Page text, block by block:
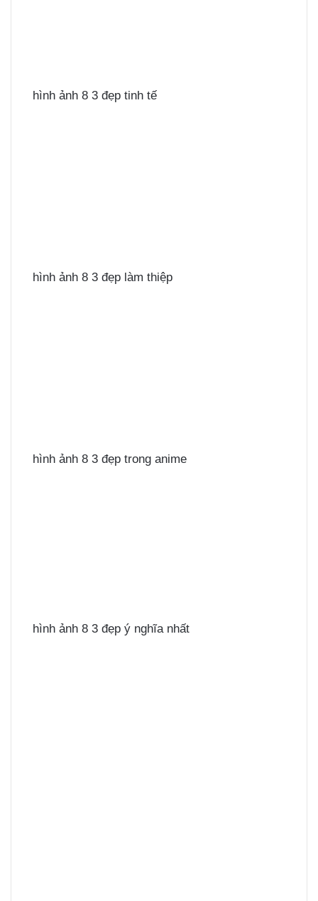
hình ảnh 8 3 đẹp tinh tế
hình ảnh 8 3 đẹp làm thiệp
hình ảnh 8 3 đẹp trong anime
hình ảnh 8 3 đẹp ý nghĩa nhất